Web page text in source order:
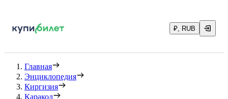
₽, RUB
Главная
Энциклопедия
Киргизия
Каракол